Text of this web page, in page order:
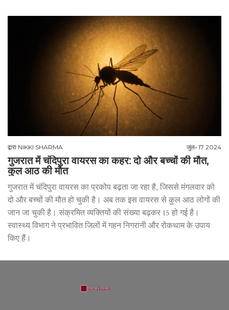
द्वारा NIKKI SHARMA जुल॰ 17 2024
गुजरात में चंदिपुरा वायरस का कहर: दो और बच्चों की मौत,
कुल आठ की मौत
गुजरात में चंदिपुरा वायरस का प्रकोप बढ़ता जा रहा है, जिससे मंगलवार को
दो और बच्चों की मौत हो चुकी है। अब तक इस वायरस से कुल आठ लोगों की
जान जा चुकी है। संक्रमित व्यक्तियों की संख्या बढ़कर 15 हो गई है।
स्वास्थ्य विभाग ने प्रभावित जिलों में गहन निगरानी और रोकथाम के उपाय
किए हैं।